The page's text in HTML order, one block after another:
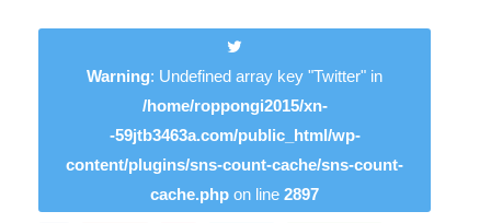
Warning: Undefined array key "Twitter" in
/home/roppongi2015/xn-
-59jtb3463a.com/public_html/wp-
content/plugins/sns-count-cache/sns-count-
cache.php on line 2897